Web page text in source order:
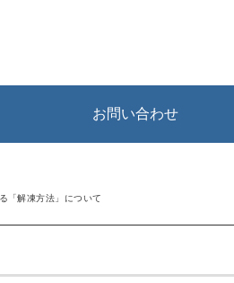
お問い合わせ
「解凍方法」について